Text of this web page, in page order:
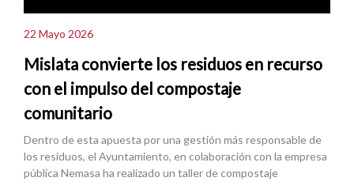
22 Mayo 2026
Mislata convierte los residuos en recurso
con el impulso del compostaje
comunitario
Dentro de esta apuesta por una gestión más responsable de
los residuos, el Ayuntamiento, en colaboración con la empresa
pública Nemasa ha realizado un taller de compostaje